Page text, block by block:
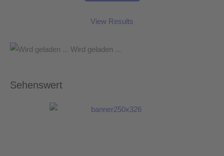
View Results
Wird geladen ...
Sehenswert